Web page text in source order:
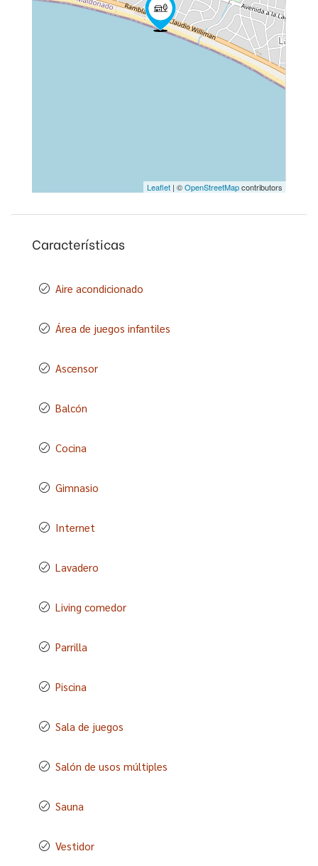
Leaflet | ©OpenStreetMapcontributors
Características
Aire acondicionado
Área de juegos infantiles
Ascensor
Balcón
Cocina
Gimnasio
Internet
Lavadero
Living comedor
Parrilla
Piscina
Sala de juegos
Salón de usos múltiples
Sauna
Vestidor